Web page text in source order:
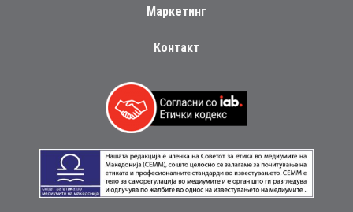
Маркетинг
Контакт